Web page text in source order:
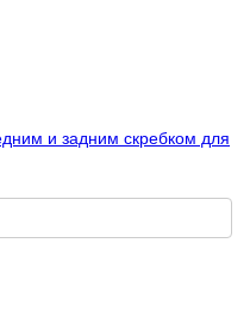
и задним скребком для